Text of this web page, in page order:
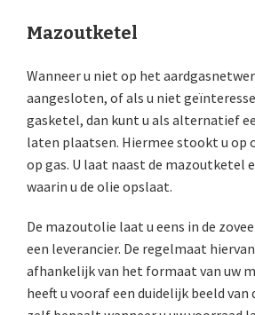
Mazoutketel
Wanneer u niet op het
aangesloten, of als u niet
gasketel, dan kunt u als alternatief
laten plaatsen. Hiermee stookt u op
op gas. U laat naast de mazoutketel
waarin u de olie opslaat.
De mazoutolie laat u eens in de
een leverancier. De regelmaat
afhankelijk van het formaat van uw
heeft u vooraf een duidelijk beeld van